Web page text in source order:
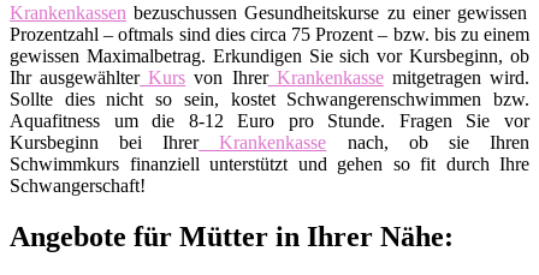
Krankenkassen bezuschussen Gesundheitskurse zu einer gewissen
Prozentzahl – oftmals sind dies circa 75 Prozent – bzw. bis zu einem
gewissen Maximalbetrag. Erkundigen Sie sich vor Kursbeginn, ob
Ihr ausgewählterKurs von IhrerKrankenkassemitgetragen wird.
Sollte dies nicht so sein, kostet Schwangerenschwimmen bzw.
Aquafitness um die 8-12 Euro pro Stunde. Fragen Sie vor
Kursbeginn bei IhrerKrankenkasse nach, ob sie Ihren
Schwimmkurs finanziell unterstützt und gehen so fit durch Ihre
Schwangerschaft!
Angebote für Mütter in Ihrer Nähe: